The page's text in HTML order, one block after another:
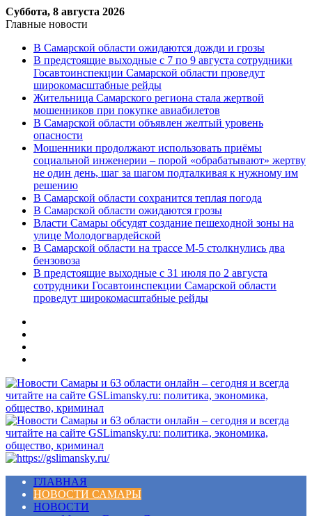
Суббота, 8 августа 2026
Главные новости
В Самарской области ожидаются дожди и грозы
В предстоящие выходные с 7 по 9 августа сотрудники
Госавтоинспекции Самарской области проведут
широкомасштабные рейды
Жительница Самарского региона стала жертвой
мошенников при покупке авиабилетов
В Самарской области объявлен желтый уровень
опасности
Мошенники продолжают использовать приёмы
социальной инженерии – порой «обрабатывают» жертву
не один день, шаг за шагом подталкивая к нужному им
решению
В Самарской области сохранится теплая погода
В Самарской области ожидаются грозы
Власти Самары обсудят создание пешеходной зоны на
улице Молодогвардейской
В Самарской области на трассе М-5 столкнулись два
бензовоза
В предстоящие выходные с 31 июля по 2 августа
сотрудники Госавтоинспекции Самарской области
проведут широкомасштабные рейды
Меню
ГЛАВНАЯ
НОВОСТИ САМАРЫ
НОВОСТИ